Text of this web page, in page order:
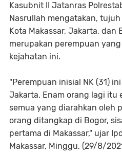
Kasubnit II Jatanras
Nasrullah mengatakan,
Kota Makassar, Jakarta, dan
merupakan perempuan
kejahatan ini.
"Perempuan inisial NK (31)
Jakarta. Enam orang lagi itu
semua yang diarahkan oleh
orang ditangkap di Bogor,
pertama di Makassar," ujar
Makassar, Minggu, (29/8/